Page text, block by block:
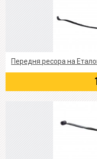
Передня ресора на